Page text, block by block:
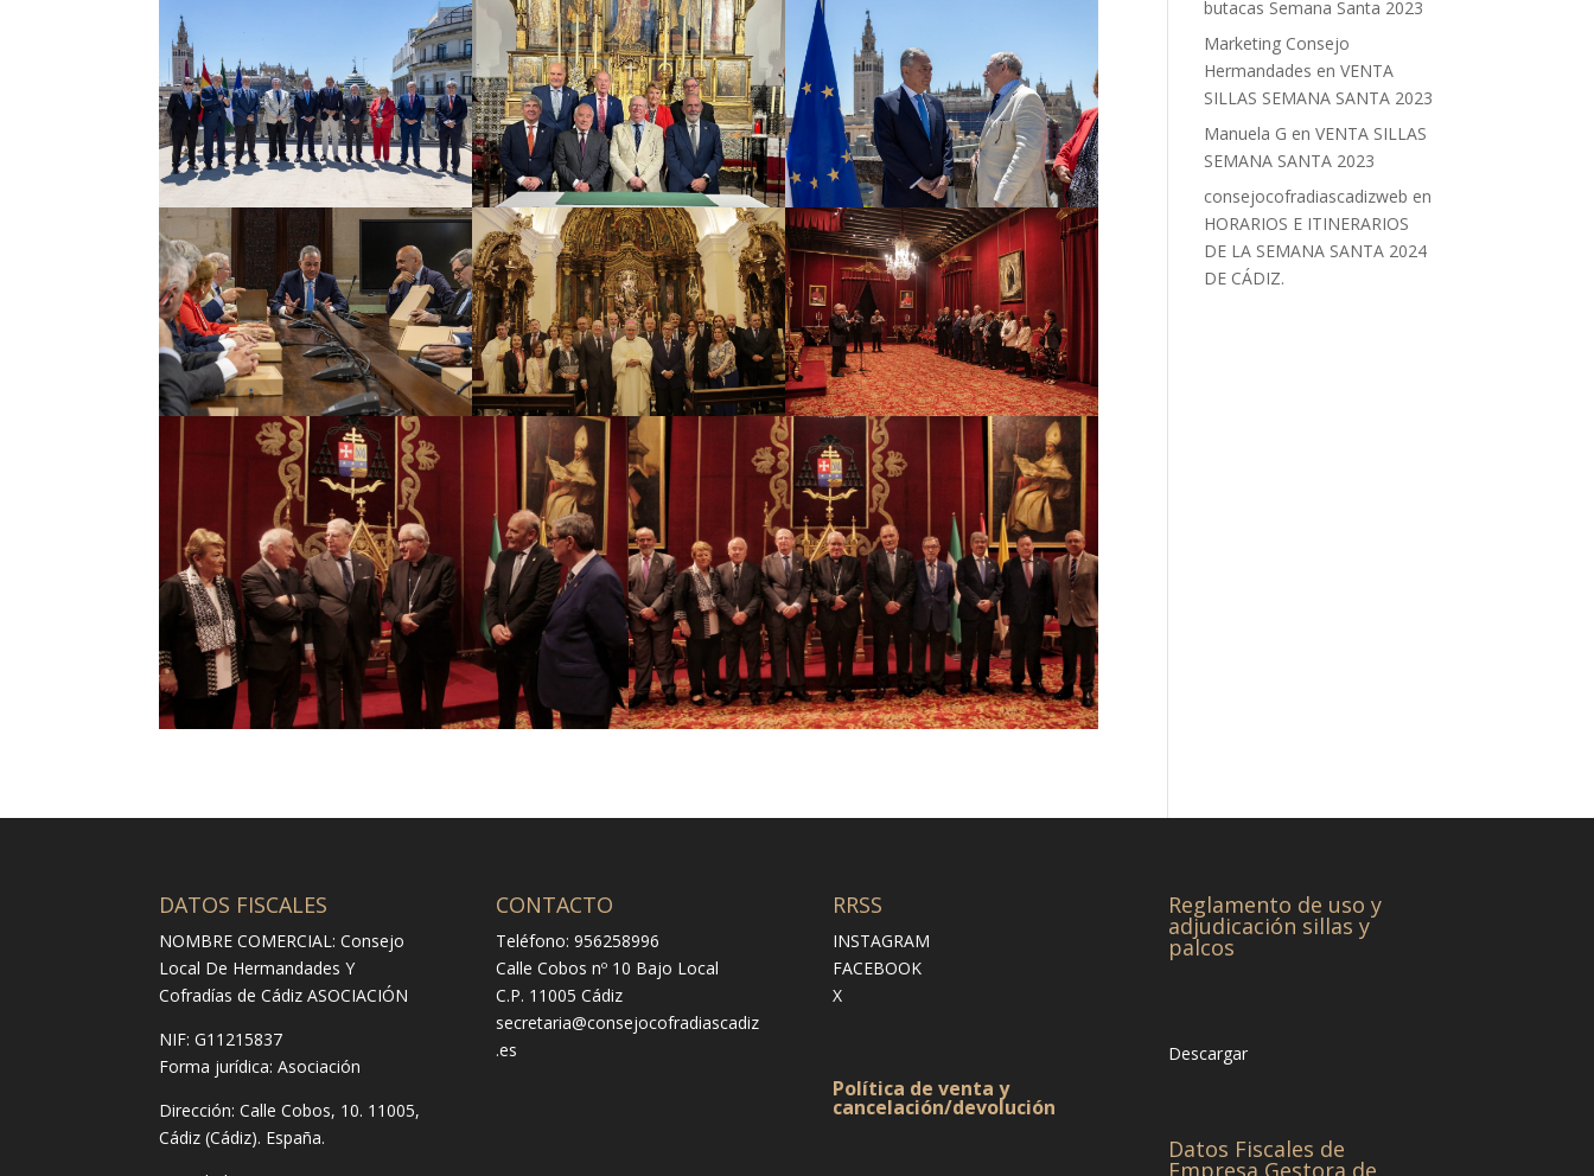
butacas Semana Santa 2023
Marketing Consejo
Hermandades enVENTA
SILLAS SEMANA SANTA 2023
Manuela G enVENTA SILLAS
SEMANA SANTA 2023
consejocofradiascadizweb en
HORARIOS E ITINERARIOS
DE LA SEMANA SANTA 2024
DE CÁDIZ.
DATOS FISCALES
NOMBRE COMERCIAL: Consejo
Local De Hermandades Y
Cofradías de Cádiz ASOCIACIÓN
NIF: G11215837
Forma jurídica:Asociación
Dirección:Calle Cobos, 10. 11005,
Cádiz (Cádiz). España.
CONTACTO
Teléfono: 956258996
Calle Cobos nº 10 Bajo Local
C.P. 11005 Cádiz
secretaria@consejocofradiascadiz
.es
RRSS
INSTAGRAM
FACEBOOK
X
Política de venta y
cancelación/devolución
Reglamento de uso y
adjudicación sillas y
palcos
Descargar
Datos Fiscales de
Empresa Gestora de